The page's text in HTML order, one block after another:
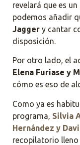
revelará que es
podemos añadir
Jagger y cantar
disposición.
Por otro lado, el
Elena Furiase y
cómo es eso de
Como ya es
programa, Silvia
Hernández y
recopilatorio lleno